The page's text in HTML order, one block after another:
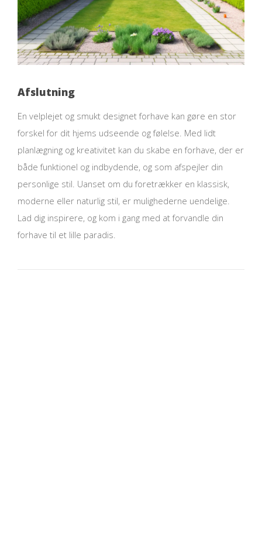
Afslutning
En velplejet og smukt designet forhave kan gøre en stor
forskel for dit hjems udseende og følelse. Med lidt
planlægning og kreativitet kan du skabe en forhave, der er
både funktionel og indbydende, og som afspejler din
personlige stil. Uanset om du foretrækker en klassisk,
moderne eller naturlig stil, er mulighederne uendelige.
Lad dig inspirere, og kom i gang med at forvandle din
forhave til et lille paradis.